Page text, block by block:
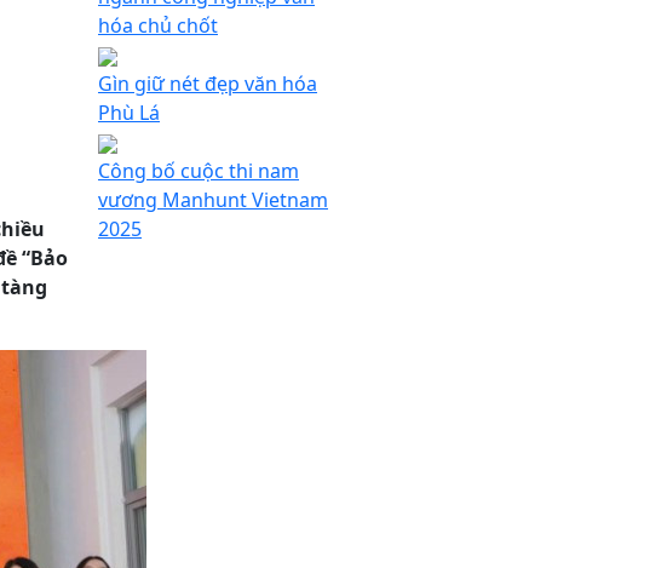
“Bảo
hóa chủ chốt
Gìn giữ nét đẹp văn hóa
Phù Lá
Công bố cuộc thi nam
vương Manhunt Vietnam
2025